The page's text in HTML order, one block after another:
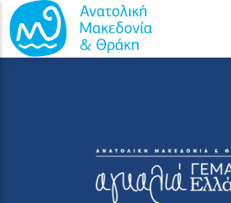
Παράκαμψη προς το κυρίως περιεχόμενο